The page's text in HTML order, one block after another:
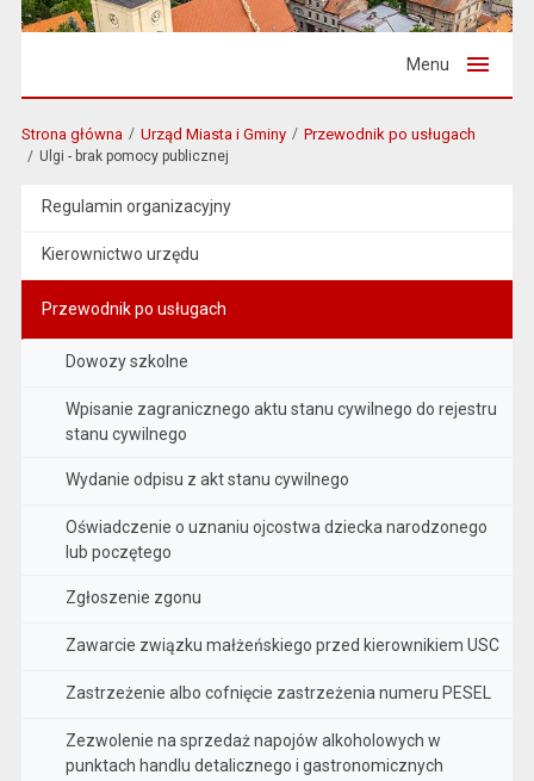
Menu
Strona główna Urząd Miasta i Gminy Przewodnik po usługach
Ulgi - brak pomocy publicznej
Regulamin organizacyjny
Kierownictwo urzędu
Przewodnik po usługach
Dowozy szkolne
Wpisanie zagranicznego aktu stanu cywilnego do rejestru
stanu cywilnego
Wydanie odpisu z akt stanu cywilnego
Oświadczenie o uznaniu ojcostwa dziecka narodzonego
lub poczętego
Zgłoszenie zgonu
Zawarcie związku małżeńskiego przed kierownikiem USC
Zastrzeżenie albo cofnięcie zastrzeżenia numeru PESEL
Zezwolenie na sprzedaż napojów alkoholowych w
punktach handlu detalicznego i gastronomicznych